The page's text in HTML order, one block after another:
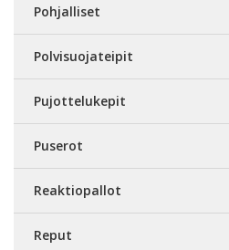
Pohjalliset
Polvisuojateipit
Pujottelukepit
Puserot
Reaktiopallot
Reput